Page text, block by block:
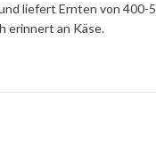
liefert Ernten von
erinnert an Käse.